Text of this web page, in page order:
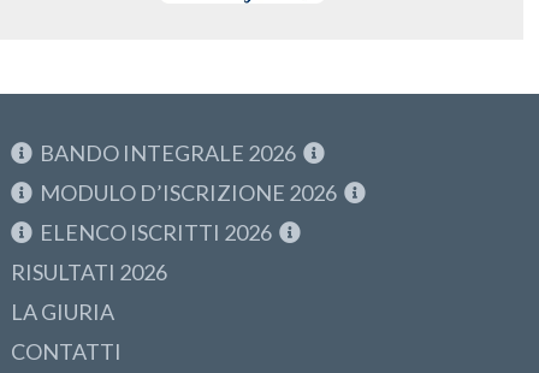
BANDO INTEGRALE 2026
MODULO D’ISCRIZIONE 2026
ELENCO ISCRITTI 2026
RISULTATI 2026
LA GIURIA
CONTATTI